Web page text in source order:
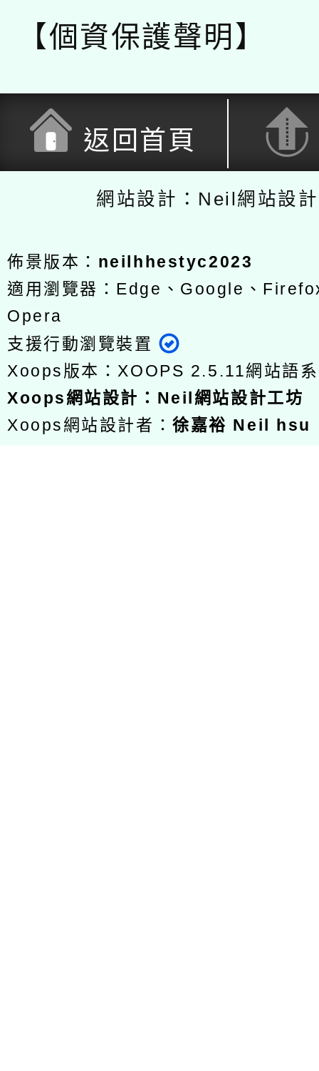
【個資保護聲明】
返回首頁
網站設計：Neil網站設
佈景版本： neilhhestyc2023
適用瀏覽器：Edge、Google、
Opera
支援行動瀏覽裝置
Xoops版本： XOOPS 2.5.11網站語
Xoops網站設計 ： Neil網站設計工坊
Xoops網站設計者：徐嘉裕 Neil hsu